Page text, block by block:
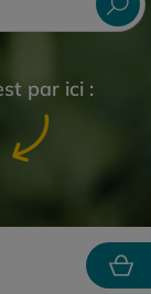
par ici :